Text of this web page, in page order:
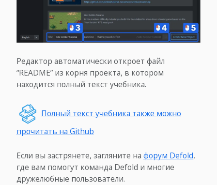
Редактор автоматически откроет файл
“README” из корня проекта, в котором
находится полный текст учебника.
Полный текст учебника также можно
прочитать на Github
Если вы застрянете, загляните на форум Defold,
где вам помогут команда Defold и многие
дружелюбные пользователи.